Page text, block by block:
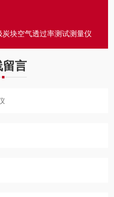
炭块空气透过率测试测量仪
留言